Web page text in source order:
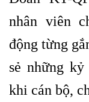
nhân viên
động từng
sẻ những
khi cán bộ,